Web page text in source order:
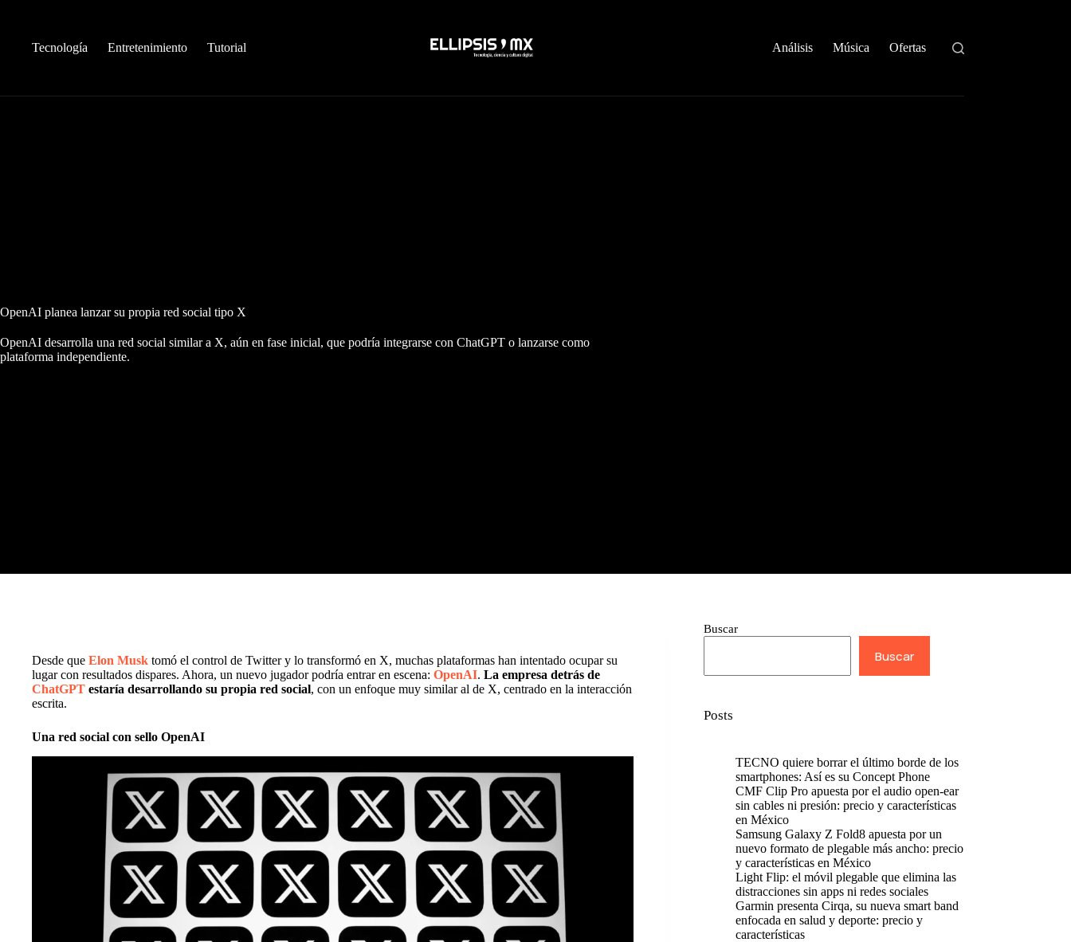
Tecnología
Entretenimiento Tutorial Análisis Música Ofertas
OpenAI planea lanzar su propia red social tipo X
OpenAI desarrolla una red social similar a X, aún en fase inicial, que podría integrarse con ChatGPT o lanzarse como
plataforma independiente.
Desde que Elon Musk tomó el control de Twitter y lo transformó en X, muchas plataformas han intentado ocupar su
lugar con resultados dispares. Ahora, un nuevo jugador podría entrar en escena: OpenAI. La empresa detrás de
ChatGPT estaría desarrollando su propia red social, con un enfoque muy similar al de X, centrado en la interacción
escrita.
Una red social con sello OpenAI
Buscar
Buscar
Posts
TECNO quiere borrar el último borde de los
smartphones: Así es su Concept Phone
CMF Clip Pro apuesta por el audio open-ear
sin cables ni presión: precio y características
en México
Samsung Galaxy Z Fold8 apuesta por un
nuevo formato de plegable más ancho: precio
y características en México
Light Flip: el móvil plegable que elimina las
distracciones sin apps ni redes sociales
Garmin presenta Cirqa, su nueva smart band
enfocada en salud y deporte: precio y
características